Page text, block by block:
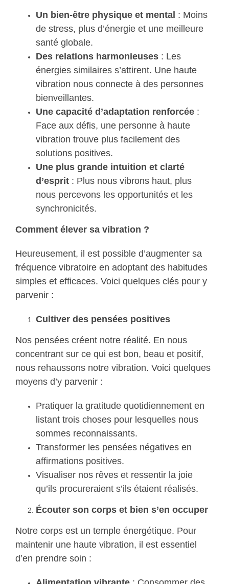
Un bien-être physique et mental : Moins
de stress, plus d’énergie et une meilleure
santé globale.
Des relations harmonieuses: Les
énergies similaires s’attirent. Une haute
vibration nous connecte à des personnes
bienveillantes.
Une capacité d’adaptation renforcée:
Face aux défis, une personne à haute
vibration trouve plus facilement des
solutions positives.
Une plus grande intuition et clarté
d’esprit: Plus nous vibrons haut, plus
nous percevons les opportunités et les
synchronicités.
Comment élever sa vibration ?
Heureusement, il est possible d’augmenter sa
fréquence vibratoire en adoptant des habitudes
simples et efficaces. Voici quelques clés pour y
parvenir :
Cultiver des pensées positives
Nos pensées créent notre réalité. En nous
concentrant sur ce qui est bon, beau et positif,
nous rehaussons notre vibration. Voici quelques
moyens d’y parvenir :
Pratiquer la gratitude quotidiennement en
listant trois choses pour lesquelles nous
sommes reconnaissants.
Transformer les pensées négatives en
affirmations positives.
Visualiser nos rêves et ressentir la joie
qu’ils procureraient s’ils étaient réalisés.
Écouter son corps et bien s’en occuper
Notre corps est un temple énergétique. Pour
maintenir une haute vibration, il est essentiel
d’en prendre soin :